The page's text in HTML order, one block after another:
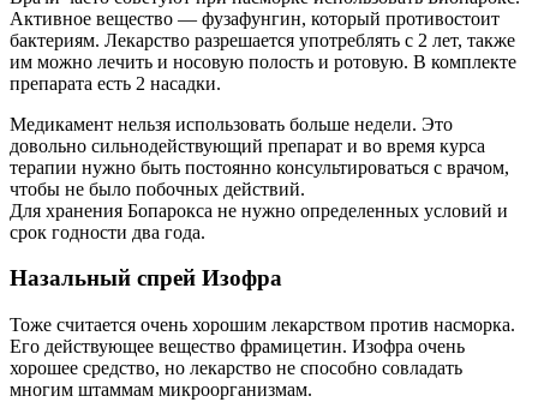
Активное вещество — фузафунгин, который противостоит
бактериям. Лекарство разрешается употреблять с 2 лет, также
им можно лечить и носовую полость и ротовую. В комплекте
препарата есть 2 насадки.
Медикамент нельзя использовать больше недели. Это
довольно сильнодействующий препарат и во время курса
терапии нужно быть постоянно консультироваться с врачом,
чтобы не было побочных действий.
Для хранения Бопарокса не нужно определенных условий и
срок годности два года.
Назальный спрей Изофра
Тоже считается очень хорошим лекарством против насморка.
Его действующее вещество фрамицетин. Изофра очень
хорошее средство, но лекарство не способно совладать
многим штаммам микроорганизмам.